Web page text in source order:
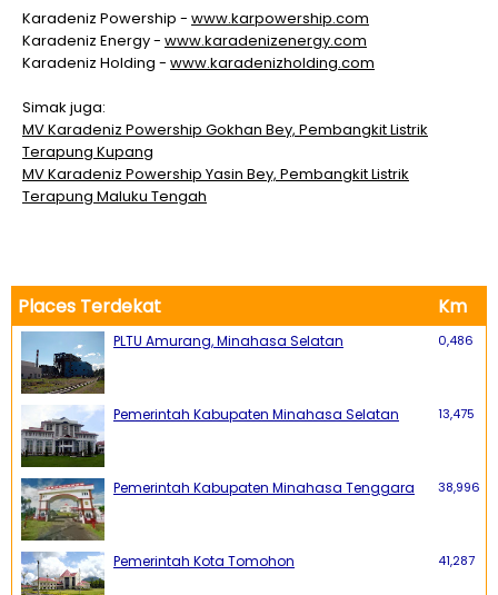
Karadeniz Powership - www.karpowership.com
Karadeniz Energy - www.karadenizenergy.com
Karadeniz Holding - www.karadenizholding.com
Simak juga:
MV Karadeniz Powership Gokhan Bey, Pembangkit Listrik
Terapung Kupang
MV Karadeniz Powership Yasin Bey, Pembangkit Listrik
Terapung Maluku Tengah
Places Terdekat Km
PLTU Amurang, Minahasa Selatan 0,486
Pemerintah Kabupaten Minahasa Selatan 13,475
Pemerintah Kabupaten Minahasa Tenggara 38,996
Pemerintah Kota Tomohon 41,287